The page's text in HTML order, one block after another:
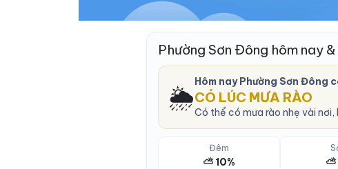
Phường Sơn Đông hôm nay
🌦️
Hôm nay Phường Sơn Đông
CÓ LÚC MƯA RÀO
Có thể có mưa rào nhẹ vài nơi,
Đêm
⛅ 10% ⛅